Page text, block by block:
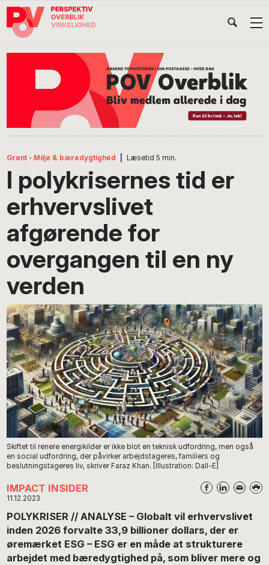
Gå
direkte
Skip
indhold
Gå
direkte
Grønt · Miljø & bæredygtighed Læsetid 5 min.
I polykrisernes tid er
erhvervslivet
afgørende for
overgangen til en ny
verden
Skiftet til renere energikilder er ikke blot en teknisk udfordring, men også
en social udfordring, der påvirker arbejdstageres, familiers og
beslutningstageres liv, skriver Faraz Khan. [Illustration: Dall-E]
IMPACT INSIDER
11.12.2023
POLYKRISER // ANALYSE – Globalt vil erhvervslivet
inden 2026 forvalte 33,9 billioner dollars, der er
øremærket ESG – ESG er en måde at strukturere
arbejdet med bæredygtighed på, som bliver mere og